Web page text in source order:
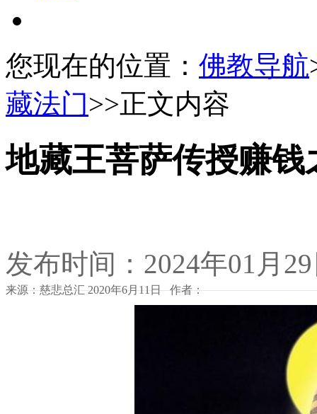
您现在的位置： 佛教导航
藏法门>>正文内容
地藏王菩萨传授赚钱
发布时间：2024年01月
来源：慈悲总汇 2020年6月11日 作者：